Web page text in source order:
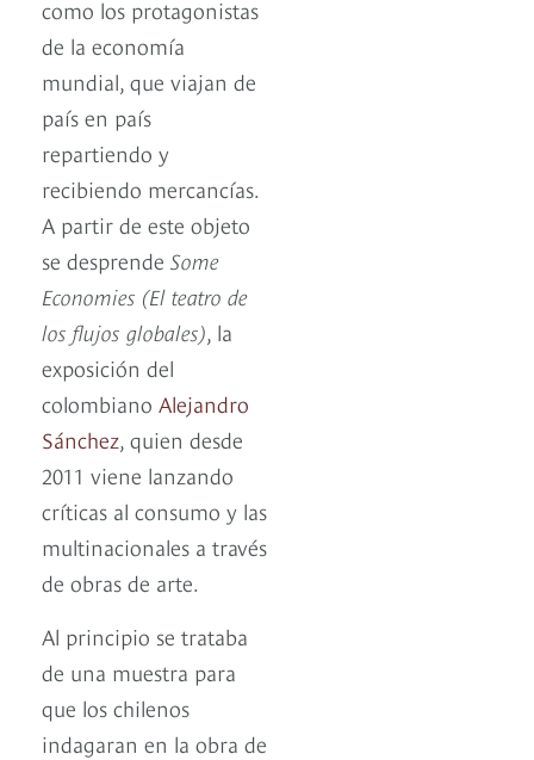
como los protagonistas
de la economía
mundial, que viajan de
país en país
repartiendo y
recibiendo mercancías.
A partir de este objeto
se desprende Some
Economies (El teatro de
los flujos globales), la
exposición del
colombiano Alejandro
Sánchez, quien desde
2011 viene lanzando
críticas al consumo y las
multinacionales a través
de obras de arte.
Al principio se trataba
de una muestra para
que los chilenos
indagaran en la obra de